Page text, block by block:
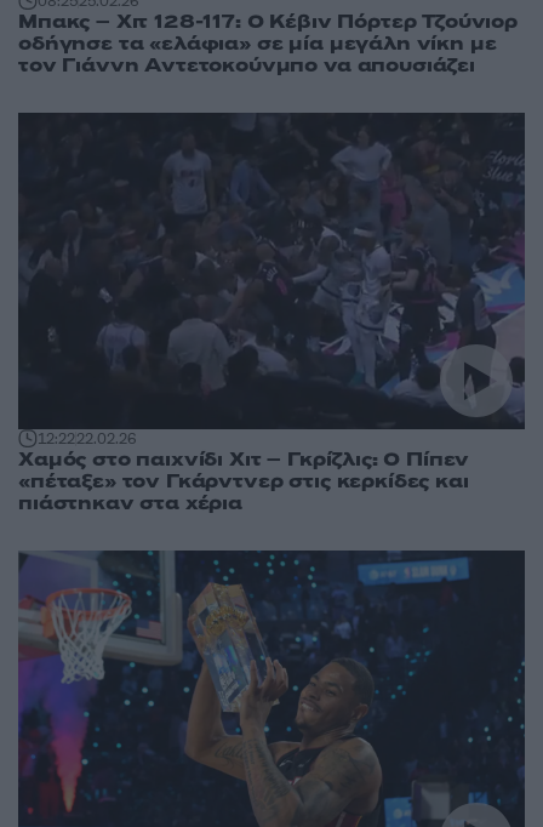
Μπακς – Χιτ 128-117: Ο Κέβιν Πόρτερ Τζούνιορ
οδήγησε τα «ελάφια» σε μία μεγάλη νίκη με
τον Γιάννη Αντετοκούνμπο να απουσιάζει
12:2222.02.26
Χαμός στο παιχνίδι Χιτ – Γκρίζλις: Ο Πίπεν
«πέταξε» τον Γκάρντνερ στις κερκίδες και
πιάστηκαν στα χέρια